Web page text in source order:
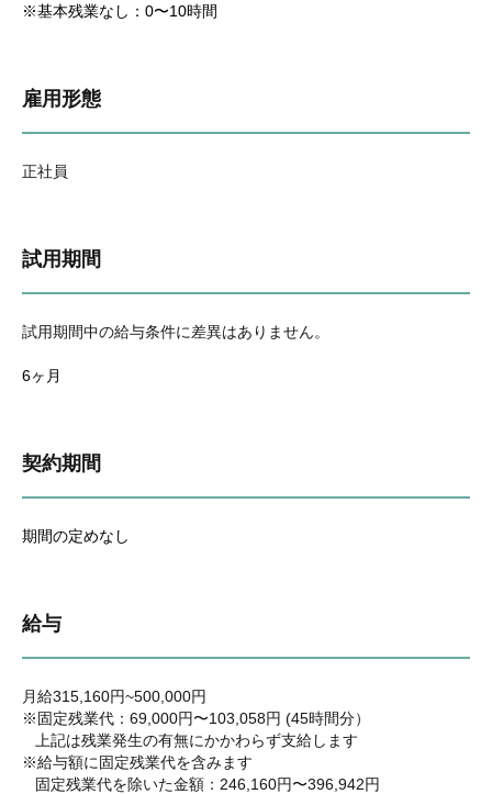
※基本残業なし：0〜10時間
雇用形態
正社員
試用期間
試用期間中の給与条件に差異はありません。
6ヶ月
契約期間
期間の定めなし
給与
月給315,160円~500,000円
※固定残業代：69,000円〜103,058円 (45時間分）
上記は残業発生の有無にかかわらず支給します
※給与額に固定残業代を含みます
固定残業代を除いた金額：246,160円〜396,942円